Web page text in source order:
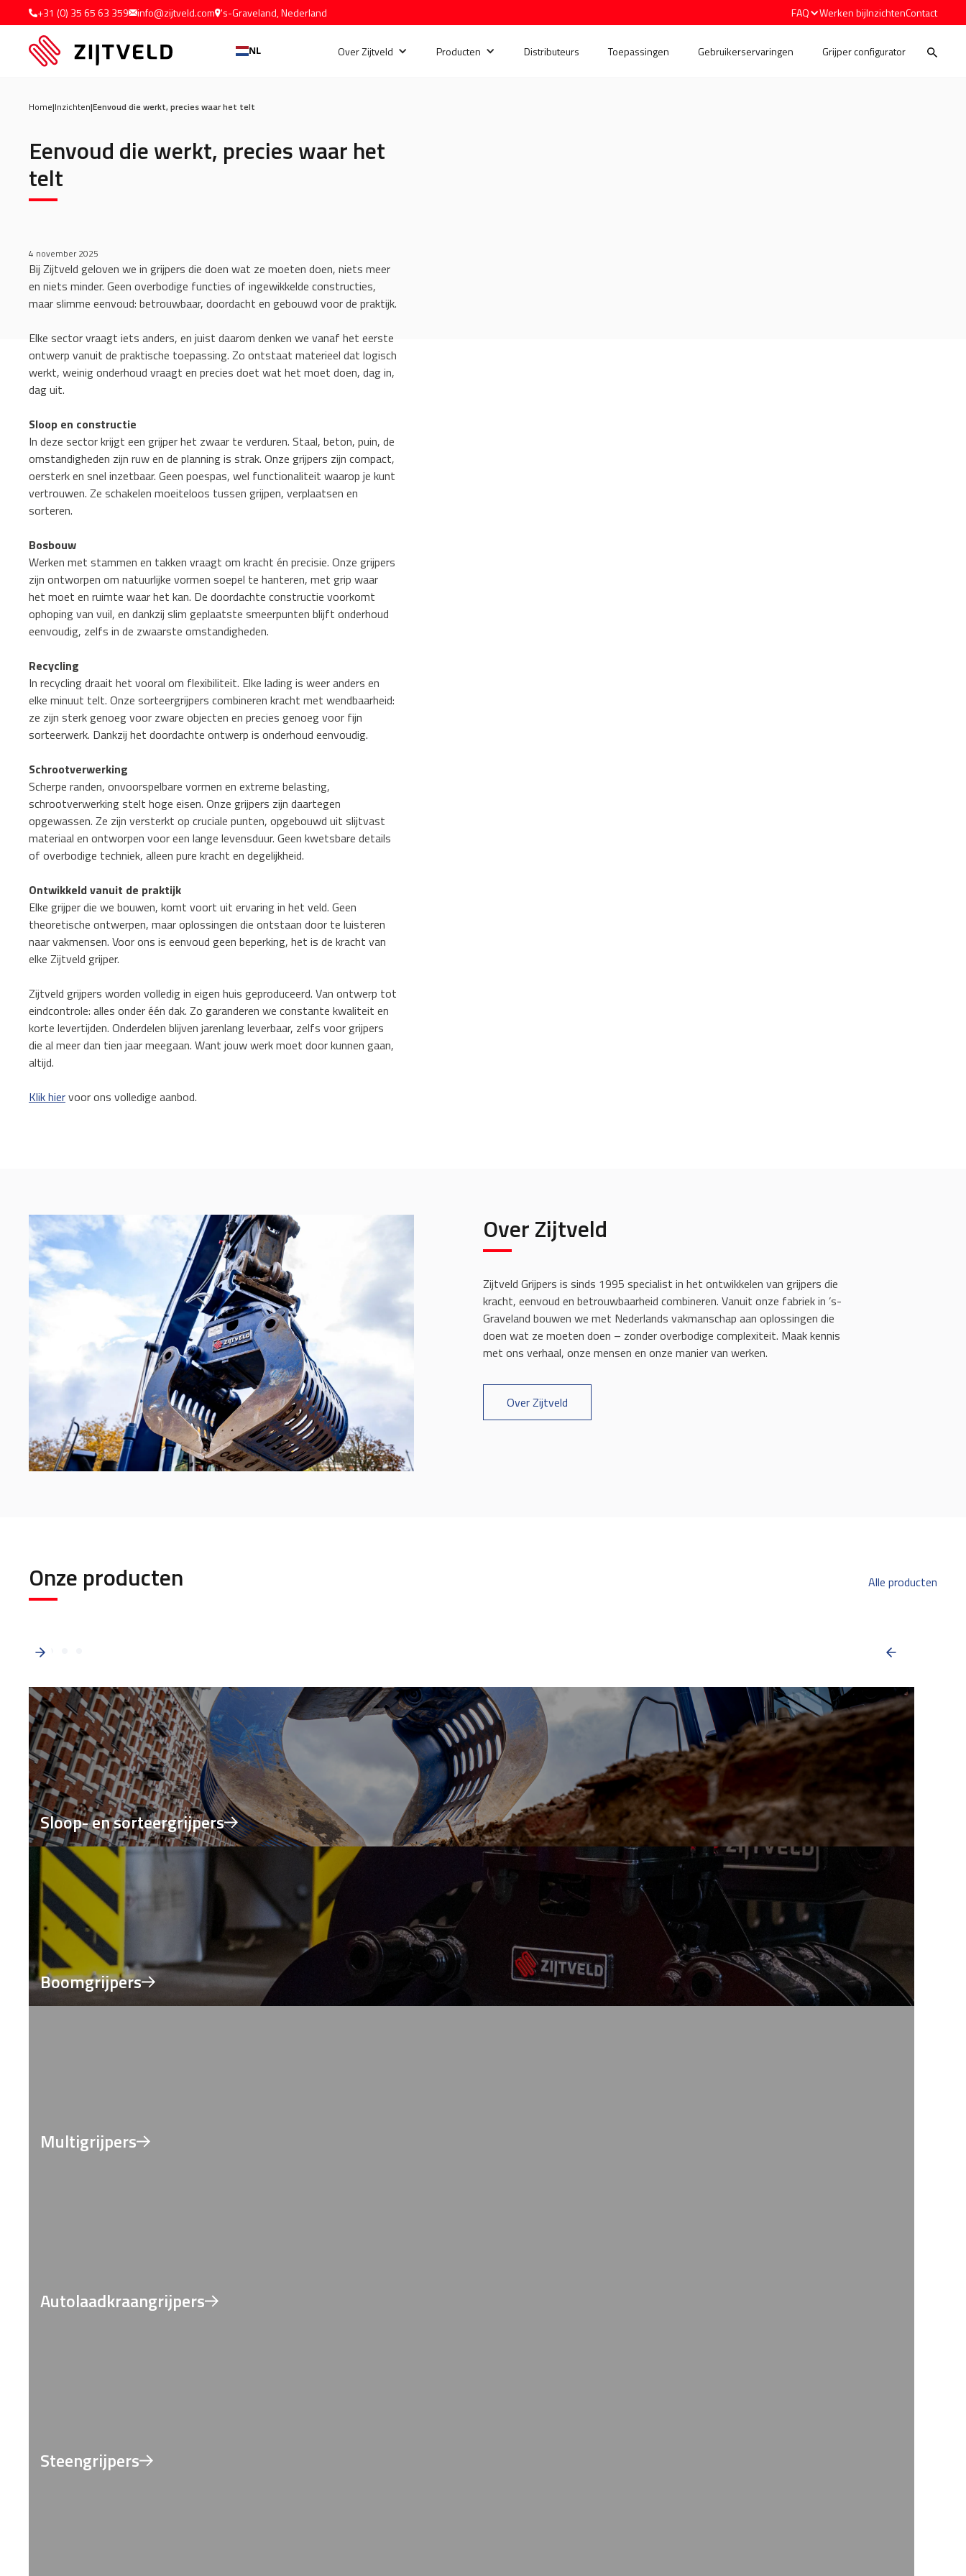
+31 (0) 35 65 63 359 info@zijtveld.com 's-Graveland, Nederland FAQ Werken bijInzichtenContact
NL Over Zijtveld Producten Distributeurs Toepassingen Gebruikerservaringen Grijper configurator
Home|Inzichten|Eenvoud die werkt, precies waar het telt
Eenvoud die werkt, precies waar het
telt
4 november 2025
Bij Zijtveld geloven we in grijpers die doen wat ze moeten doen, niets meer
en niets minder. Geen overbodige functies of ingewikkelde constructies,
maar slimme eenvoud: betrouwbaar, doordacht en gebouwd voor de praktijk.
Elke sector vraagt iets anders, en juist daarom denken we vanaf het eerste
ontwerp vanuit de praktische toepassing. Zo ontstaat materieel dat logisch
werkt, weinig onderhoud vraagt en precies doet wat het moet doen, dag in,
dag uit.
Sloop en constructie
In deze sector krijgt een grijper het zwaar te verduren. Staal, beton, puin, de
omstandigheden zijn ruw en de planning is strak. Onze grijpers zijn compact,
oersterk en snel inzetbaar. Geen poespas, wel functionaliteit waarop je kunt
vertrouwen. Ze schakelen moeiteloos tussen grijpen, verplaatsen en
sorteren.
Bosbouw
Werken met stammen en takken vraagt om kracht én precisie. Onze grijpers
zijn ontworpen om natuurlijke vormen soepel te hanteren, met grip waar
het moet en ruimte waar het kan. De doordachte constructie voorkomt
ophoping van vuil, en dankzij slim geplaatste smeerpunten blijft onderhoud
eenvoudig, zelfs in de zwaarste omstandigheden.
Recycling
In recycling draait het vooral om flexibiliteit. Elke lading is weer anders en
elke minuut telt. Onze sorteergrijpers combineren kracht met wendbaarheid:
ze zijn sterk genoeg voor zware objecten en precies genoeg voor fijn
sorteerwerk. Dankzij het doordachte ontwerp is onderhoud eenvoudig.
Schrootverwerking
Scherpe randen, onvoorspelbare vormen en extreme belasting,
schrootverwerking stelt hoge eisen. Onze grijpers zijn daartegen
opgewassen. Ze zijn versterkt op cruciale punten, opgebouwd uit slijtvast
materiaal en ontworpen voor een lange levensduur. Geen kwetsbare details
of overbodige techniek, alleen pure kracht en degelijkheid.
Ontwikkeld vanuit de praktijk
Elke grijper die we bouwen, komt voort uit ervaring in het veld. Geen
theoretische ontwerpen, maar oplossingen die ontstaan door te luisteren
naar vakmensen. Voor ons is eenvoud geen beperking, het is de kracht van
elke Zijtveld grijper.
Zijtveld grijpers worden volledig in eigen huis geproduceerd. Van ontwerp tot
eindcontrole: alles onder één dak. Zo garanderen we constante kwaliteit en
korte levertijden. Onderdelen blijven jarenlang leverbaar, zelfs voor grijpers
die al meer dan tien jaar meegaan. Want jouw werk moet door kunnen gaan,
altijd.
Klik hiervoor ons volledige aanbod.
Over Zijtveld
Zijtveld Grijpers is sinds 1995 specialist in het ontwikkelen van grijpers die
kracht, eenvoud en betrouwbaarheid combineren. Vanuit onze fabriek in ’s-
Graveland bouwen we met Nederlands vakmanschap aan oplossingen die
doen wat ze moeten doen – zonder overbodige complexiteit. Maak kennis
met ons verhaal, onze mensen en onze manier van werken.
Over Zijtveld
Onze producten Alle producten
Sloop- en sorteergrijpers
Boomgrijpers
Multigrijpers
Autolaadkraangrijpers
Steengrijpers